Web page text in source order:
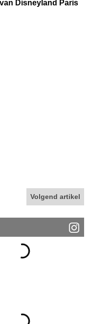
Disneyland Paris
Volgend artikel